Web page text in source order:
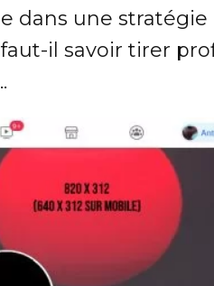
dans une stratégie
il savoir tirer